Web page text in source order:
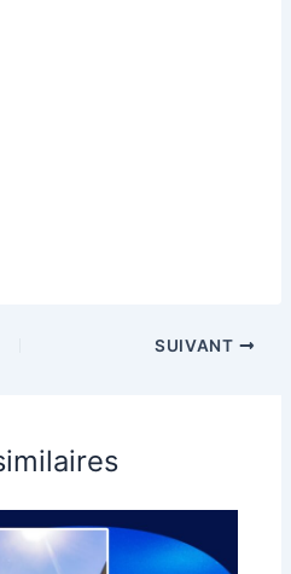
SUIVANT